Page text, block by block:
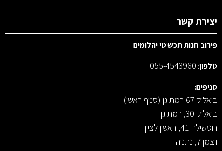
יצירת קשר
פירוב חנות תכשיטי יהלומים
טלפון:
055-4543960
סניפים:
ביאליק 67 רמת גן (סניף ראשי)
ביאליק 30, רמת גן
רוטשילד 41, ראשון לציון
ויצמן 7, נתניה